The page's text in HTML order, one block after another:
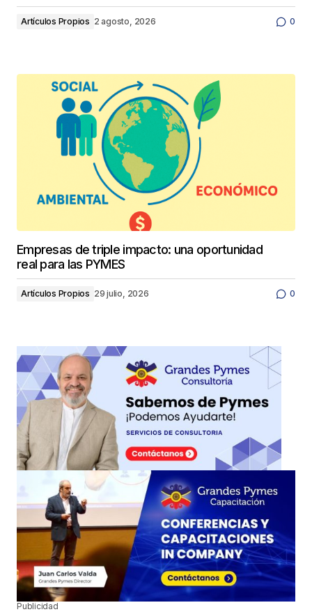
Artículos Propios 2 agosto, 2026 0
Empresas de triple impacto: una oportunidad
real para las PYMES
Artículos Propios 29 julio, 2026 0
Publicidad